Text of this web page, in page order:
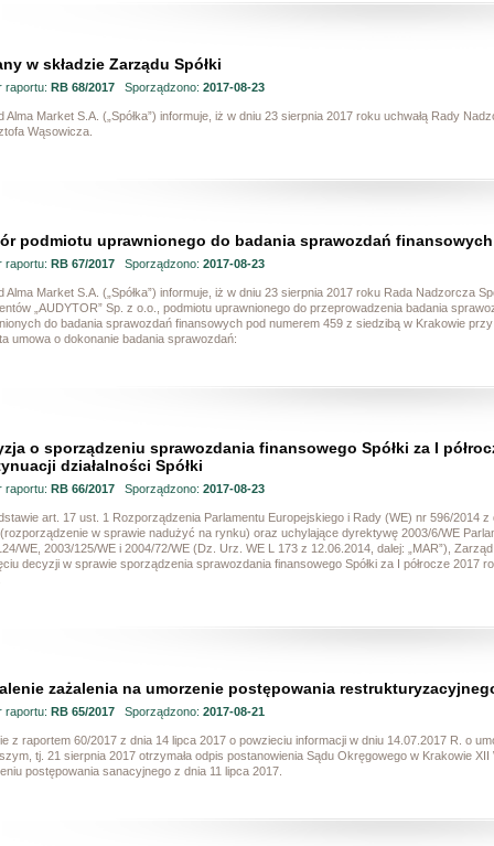
w składzie Zarządu Spółki
raportu: RB 68/2017Sporządzono: 2017-08-23
Alma Market S.A. („Spółka”) informuje, iż w dniu 23 sierpnia 2017 roku uchwałą Rady
Wąsowicza.
podmiotu uprawnionego do badania sprawozdań finansowych
raportu: RB 67/2017Sporządzono: 2017-08-23
Alma Market S.A. („Spółka”) informuje, iż w dniu 23 sierpnia 2017 roku Rada Nadzorcza
„AUDYTOR” Sp. z o.o., podmiotu uprawnionego do przeprowadzenia badania
do badania sprawozdań finansowych pod numerem 459 z siedzibą w Krakowie
umowa o dokonanie badania sprawozdań:
o sporządzeniu sprawozdania finansowego Spółki za I
działalności Spółki
raportu: RB 66/2017Sporządzono: 2017-08-23
art. 17 ust. 1 Rozporządzenia Parlamentu Europejskiego i Rady (WE) nr 596/2014
w sprawie nadużyć na rynku) oraz uchylające dyrektywę 2003/6/WE
WE, 2003/125/WE i 2004/72/WE (Dz. Urz. WE L 173 z 12.06.2014, dalej: „MAR”),
decyzji w sprawie sporządzenia sprawozdania finansowego Spółki za I półrocze 2017
zażalenia na umorzenie postępowania
raportu: RB 65/2017Sporządzono: 2017-08-21
z raportem 60/2017 z dnia 14 lipca 2017 o powzieciu informacji w dniu 14.07.2017 R. o
tj. 21 sierpnia 2017 otrzymała odpis postanowienia Sądu Okręgowego w Krakowie
postępowania sanacyjnego z dnia 11 lipca 2017.